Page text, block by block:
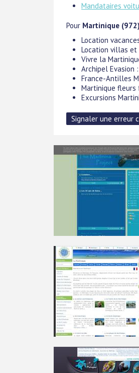
Mandataires
Pour Martinique (972)
Location
Location villas et
Vivre la
Archipel Evasion :
France-Antilles
Martinique
Excursions